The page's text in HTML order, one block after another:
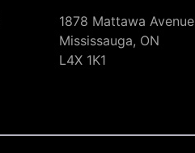
1878 Mattawa Avenue
Mississauga, ON
L4X 1K1